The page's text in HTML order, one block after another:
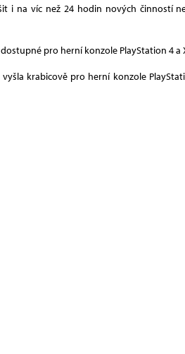
i na víc než 24 hodin nových
pro herní konzole PlayStation 4 a
krabicově pro herní konzole